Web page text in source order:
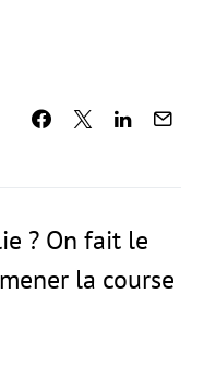
? On fait le
la course